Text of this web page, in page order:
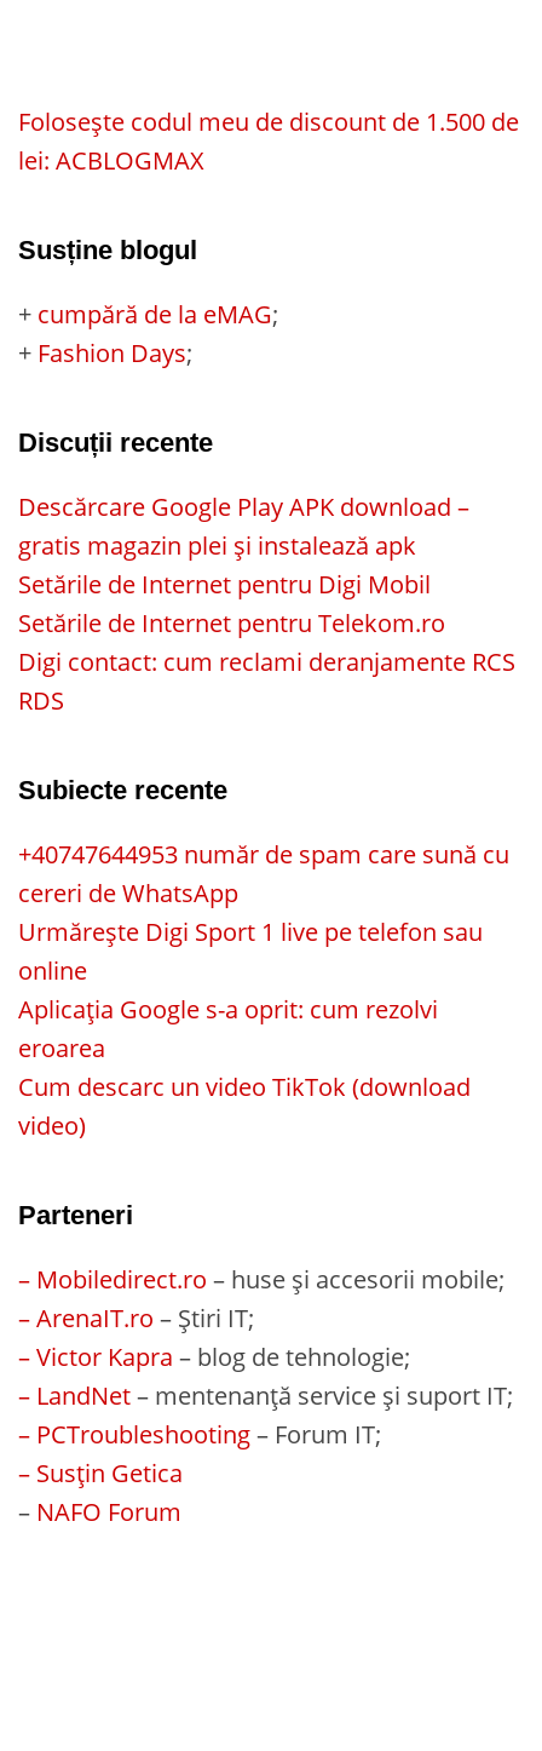
Folosește codul meu de discount de 1.500 de
lei: ACBLOGMAX
Susține blogul
+ cumpără de la eMAG;
+ Fashion Days;
Discuții recente
Descărcare Google Play APK download –
gratis magazin plei și instalează apk
Setările de Internet pentru Digi Mobil
Setările de Internet pentru Telekom.ro
Digi contact: cum reclami deranjamente RCS
RDS
Subiecte recente
+40747644953 număr de spam care sună cu
cereri de WhatsApp
Urmărește Digi Sport 1 live pe telefon sau
online
Aplicația Google s-a oprit: cum rezolvi
eroarea
Cum descarc un video TikTok (download
video)
Parteneri
– Mobiledirect.ro – huse și accesorii mobile;
– ArenaIT.ro – Știri IT;
– Victor Kapra – blog de tehnologie;
– LandNet– mentenanță service și suport IT;
– PCTroubleshooting– Forum IT;
– Susțin Getica
– NAFO Forum